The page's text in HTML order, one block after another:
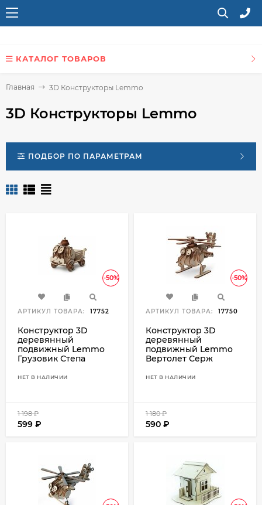
КАТАЛОГ ТОВАРОВ
Главная 3D Конструкторы Lemmo
3D Конструкторы Lemmo
ПОДБОР ПО ПАРАМЕТРАМ
-50%
АРТИКУЛ ТОВАРА: 17752
Конструктор 3D
деревянный
подвижный Lemmo
Грузовик Степа
НЕТ В НАЛИЧИИ
1 198₽
599 ₽
-50%
АРТИКУЛ ТОВАРА: 17750
Конструктор 3D
деревянный
подвижный Lemmo
Вертолет Серж
НЕТ В НАЛИЧИИ
1 180₽
590 ₽